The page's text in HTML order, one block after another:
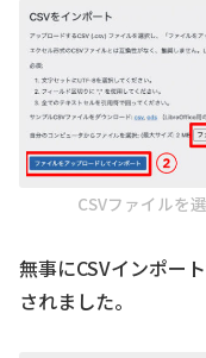
CSVファイルを
無事にCSVインポー
されました。